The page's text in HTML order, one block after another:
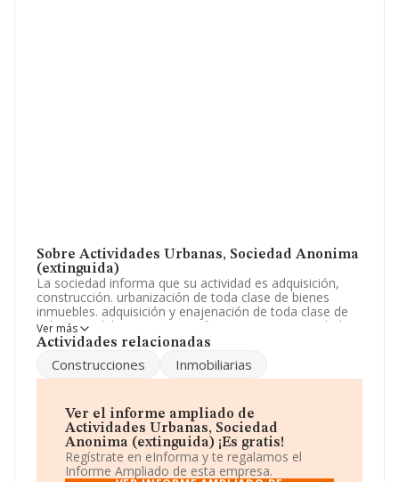
Sobre Actividades Urbanas, Sociedad Anonima
(extinguida)
La sociedad informa que su actividad es adquisición,
construcción. urbanización de toda clase de bienes
inmuebles. adquisición y enajenación de toda clase de
valores mobiliarios y activos financieros. La sociedad
está inscrita en el Registro Mercantil como Sociedad
no tiene actividad en mercados exteriores.
número 963773324 y la dirección de correo es
promotora@actividadesurbanas.onored.com
La empresaActividades Urbanas, Sociedad
Anónima (extinguida), NIF A46462420, tiene
Ver más
Actividades relacionadas
Construcciones Inmobiliarias
Ver el informe ampliado de
Actividades Urbanas, Sociedad
Anonima (extinguida) ¡Es gratis!
Regístrate en eInforma y te regalamos el
Informe Ampliado de esta empresa.